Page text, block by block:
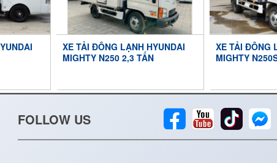
XE TẢI ĐÔNG LẠNH HYUNDAI
MIGHTY N250 2,3 TẤN
XE TẢI ĐÔNG
MIGHTY
FOLLOW US